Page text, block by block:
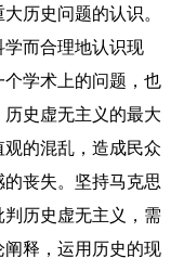
历史问题的认识。
学而合理地认识现
学术上的问题，也
史虚无主义的最大
的混乱，造成民众
丧失。坚持马克思
历史虚无主义，需
释，运用历史的现